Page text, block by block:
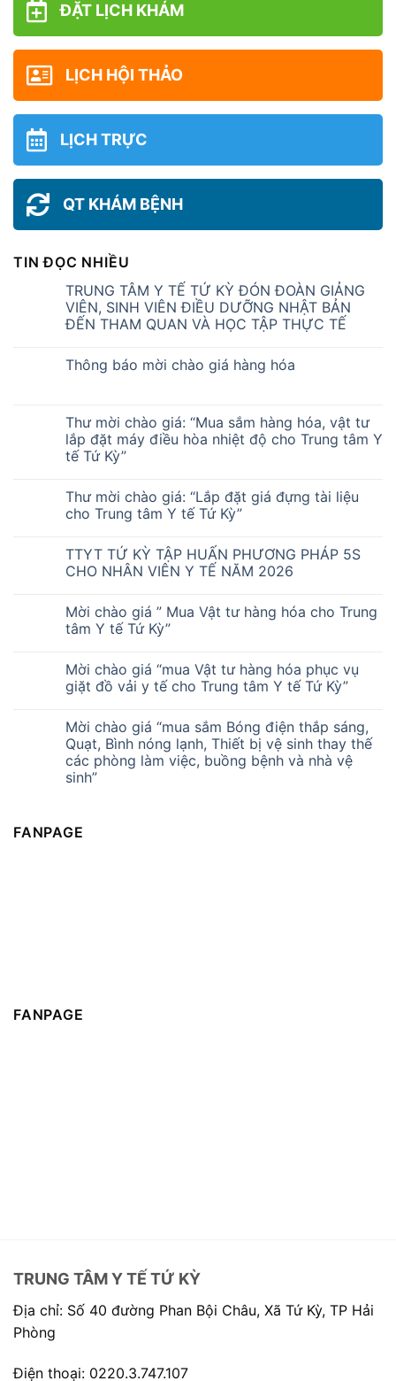
ĐẶT LỊCH KHÁM
LỊCH HỘI THẢO
LỊCH TRỰC
QT KHÁM BỆNH
TIN ĐỌC NHIỀU
TRUNG TÂM Y TẾ TỨ KỲ ĐÓN ĐOÀN GIẢNG
VIÊN, SINH VIÊN ĐIỀU DƯỠNG NHẬT BẢN
ĐẾN THAM QUAN VÀ HỌC TẬP THỰC TẾ
Thông báo mời chào giá hàng hóa
Thư mời chào giá: “Mua sắm hàng hóa, vật tư
lắp đặt máy điều hòa nhiệt độ cho Trung tâm Y
tế Tứ Kỳ”
Thư mời chào giá: “Lắp đặt giá đựng tài liệu
cho Trung tâm Y tế Tứ Kỳ”
TTYT TỨ KỲ TẬP HUẤN PHƯƠNG PHÁP 5S
CHO NHÂN VIÊN Y TẾ NĂM 2026
Mời chào giá ” Mua Vật tư hàng hóa cho Trung
tâm Y tế Tứ Kỳ”
Mời chào giá “mua Vật tư hàng hóa phục vụ
giặt đồ vải y tế cho Trung tâm Y tế Tứ Kỳ”
Mời chào giá “mua sắm Bóng điện thắp sáng,
Quạt, Bình nóng lạnh, Thiết bị vệ sinh thay thế
các phòng làm việc, buồng bệnh và nhà vệ
sinh”
FANPAGE
FANPAGE
TRUNG TÂM Y TẾ TỨ KỲ
Địa chỉ: Số 40 đường Phan Bội Châu, Xã Tứ Kỳ, TP Hải
Phòng
Điện thoại: 0220.3.747.107